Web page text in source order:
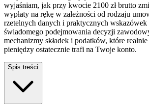
wyjaśniam, jak przy kwocie 2100 zł brutto
wypłaty na rękę w zależności od rodzaju
rzetelnych danych i praktycznych wskazówek
świadomego podejmowania decyzji
mechanizmy składek i podatków, które
pieniędzy ostatecznie trafi na Twoje konto.
Spis treści